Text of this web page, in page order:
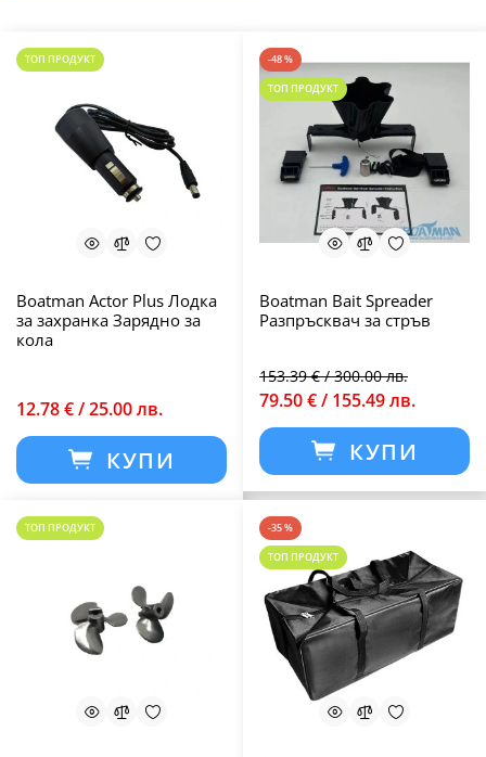
ТОП ПРОДУКТ
Boatman Actor Plus Лодка
за захранка Зарядно за
кола
12.78 € / 25.00 лв.
КУПИ
-48 %
ТОП ПРОДУКТ
Boatman Bait Spreader
Разпръсквач за стръв
153.39 € / 300.00 лв.
79.50 € / 155.49 лв.
КУПИ
ТОП ПРОДУКТ -35 %
ТОП ПРОДУКТ